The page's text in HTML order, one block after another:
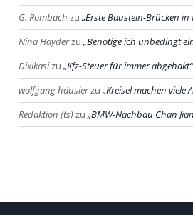
G. Rombach zu Erste Baustein-Brücken in
Nina Hayderzu Benötige ich unbedingt
Dixikasizu Kfz-Steuer für immer abgehakt
wolfgang häuslerzu Kreisel machen viele
Redaktion (ts) zu BMW-Nachbau Chan